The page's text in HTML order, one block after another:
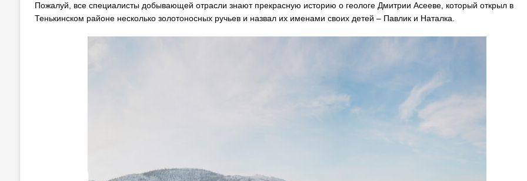
Пожалуй, все специалисты добывающей отрасли знают прекрасную историю о геологе Дмитрии Асееве, который открыл в
Тенькинском районе несколько золотоносных ручьев и назвал их именами своих детей – Павлик и Наталка.